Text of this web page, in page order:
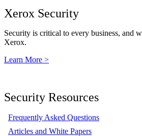
Xerox Security
Security is critical to every business, and
Xerox.
Learn More >
Security Resources
Frequently Asked Questions
Articles and White Papers